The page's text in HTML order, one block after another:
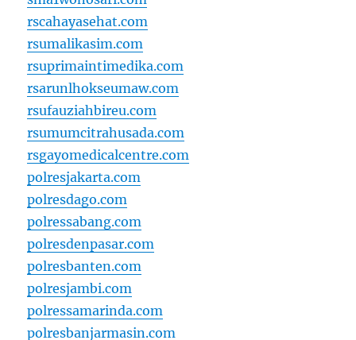
rscahayasehat.com
rsumalikasim.com
rsuprimaintimedika.com
rsarunlhokseumaw.com
rsufauziahbireu.com
rsumumcitrahusada.com
rsgayomedicalcentre.com
polresjakarta.com
polresdago.com
polressabang.com
polresdenpasar.com
polresbanten.com
polresjambi.com
polressamarinda.com
polresbanjarmasin.com